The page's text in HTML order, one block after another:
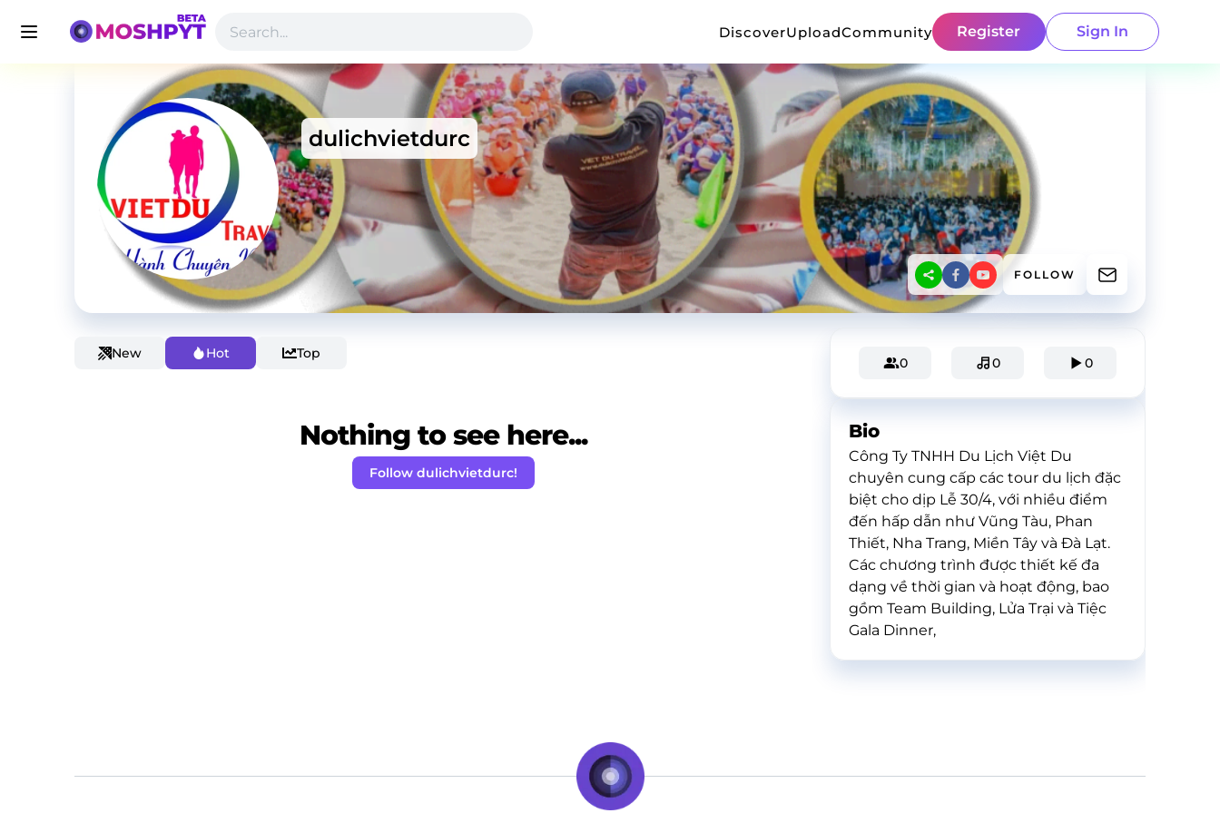
DiscoverUploadCommunity Register Sign In
dulichvietdurc
FOLLOW
New Hot Top
Nothing to see here...
Follow dulichvietdurc!
0 0 0
Bio
Công Ty TNHH Du Lịch Việt Du
chuyên cung cấp các tour du lịch đặc
biệt cho dịp Lễ 30/4, với nhiều điểm
đến hấp dẫn như Vũng Tàu, Phan
Thiết, Nha Trang, Miền Tây và Đà Lạt.
Các chương trình được thiết kế đa
dạng về thời gian và hoạt động, bao
gồm Team Building, Lửa Trại và Tiệc
Gala Dinner,